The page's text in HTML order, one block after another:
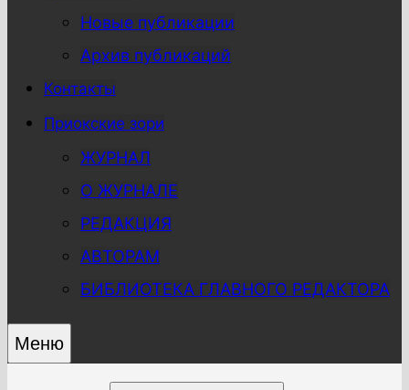
Новые публикации
Архив публикаций
Контакты
Приокские зори
ЖУРНАЛ
О ЖУРНАЛЕ
РЕДАКЦИЯ
АВТОРАМ
БИБЛИОТЕКА ГЛАВНОГО РЕДАКТОРА
Меню